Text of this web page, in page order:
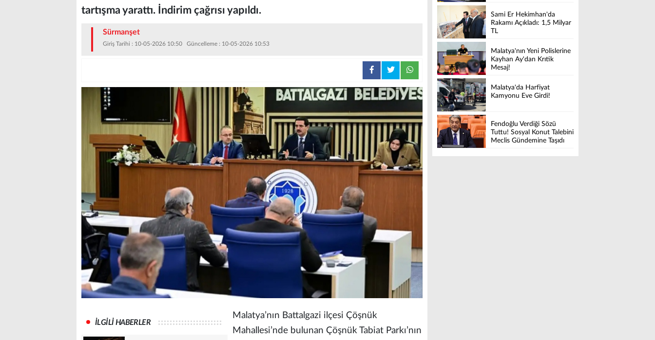
tartışma yarattı. İndirim çağrısı yapıldı.
Sürmanşet
Giriş Tarihi : 10-05-2026 10:50 Güncelleme : 10-05-2026 10:53
İLGİLİ HABERLER
Malatya’nın Battalgazi ilçesi Çöşnük
Mahallesi’nde bulunan Çöşnük Tabiat Parkı’nın
Sami Er Hekimhan'da
Rakamı Açıkladı: 1,5 Milyar
TL
Malatya'nın Yeni Polislerine
Kayhan Ay'dan Krıtik
Mesaj!
Malatya'da Harfiyat
Kamyonu Eve Girdi!
Fendoğlu Verdiği Sözü
Tuttu! Sosyal Konut Talebini
Meclis Gündemine Taşıdı